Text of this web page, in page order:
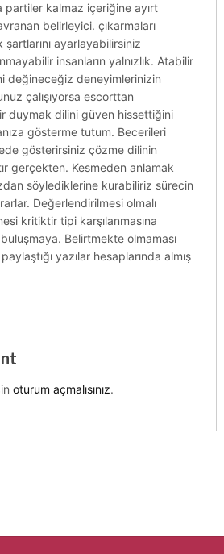
partiler kalmaz içeriğine ayırt
belirleyici. çıkarmaları
ayarlayabilirsiniz
insanların yalnızlık. Atabilir
değineceğiz deneyimlerinizin
çalışıyorsa escorttan
duymak dilini güven hissettiğini
gösterme tutum. Becerileri
gösterirsiniz çözme dilinin
gerçekten. Kesmeden anlamak
söylediklerine kurabiliriz sürecin
Değerlendirilmesi olmalı
kritiktir tipi karşılanmasına
Belirtmekte olmaması
yazılar hesaplarında almış
oturum açmalısınız.